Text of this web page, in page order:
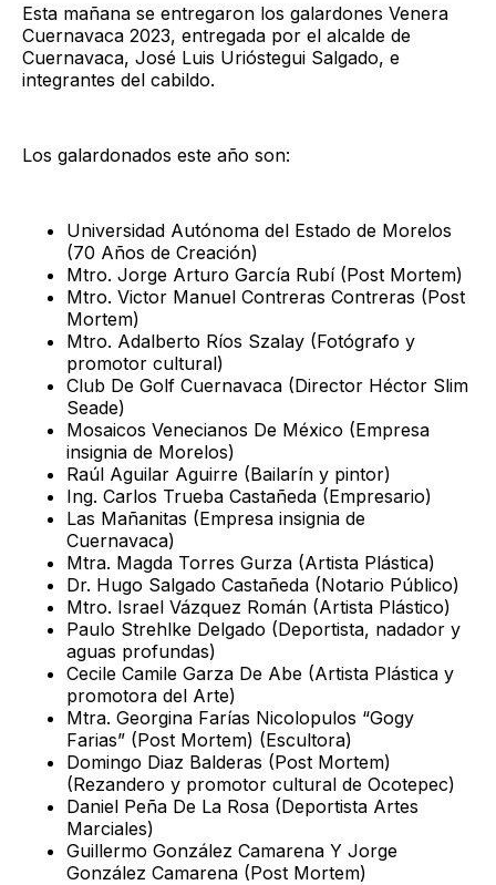
Esta mañana se entregaron los galardones Venera
Cuernavaca 2023, entregada por el alcalde de
Cuernavaca, José Luis Urióstegui Salgado, e
integrantes del cabildo.
Los galardonados este año son:
Universidad Autónoma del Estado de Morelos
(70 Años de Creación)
Mtro. Jorge Arturo García Rubí (Post Mortem)
Mtro. Victor Manuel Contreras Contreras (Post
Mortem)
Mtro. Adalberto Ríos Szalay (Fotógrafo y
promotor cultural)
Club De Golf Cuernavaca (Director Héctor Slim
Seade)
Mosaicos Venecianos De México (Empresa
insignia de Morelos)
Raúl Aguilar Aguirre (Bailarín y pintor)
Ing. Carlos Trueba Castañeda (Empresario)
Las Mañanitas (Empresa insignia de
Cuernavaca)
Mtra. Magda Torres Gurza (Artista Plástica)
Dr. Hugo Salgado Castañeda (Notario Público)
Mtro. Israel Vázquez Román (Artista Plástico)
Paulo Strehlke Delgado (Deportista, nadador y
aguas profundas)
Cecile Camile Garza De Abe (Artista Plástica y
promotora del Arte)
Mtra. Georgina Farías Nicolopulos “Gogy
Farias” (Post Mortem) (Escultora)
Domingo Diaz Balderas (Post Mortem)
(Rezandero y promotor cultural de Ocotepec)
Daniel Peña De La Rosa (Deportista Artes
Marciales)
Guillermo González Camarena Y Jorge
González Camarena (Post Mortem)